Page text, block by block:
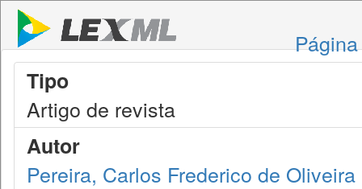
Tipo
Artigo de revista
Autor
Pereira, Carlos Frederico de Oliveira